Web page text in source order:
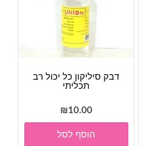
דבק סיליקון כל יכול רב
תכליתי
₪10.00
הוסף לסל